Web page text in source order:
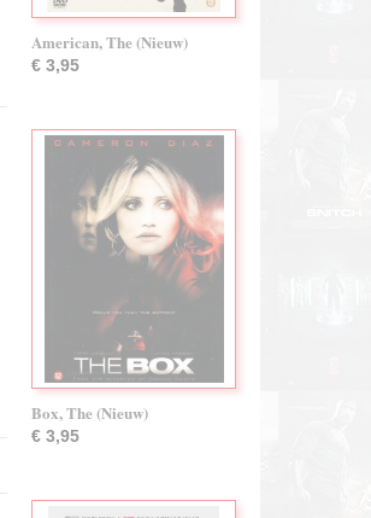
American, The (Nieuw)
€ 3,95
Box, The (Nieuw)
€ 3,95